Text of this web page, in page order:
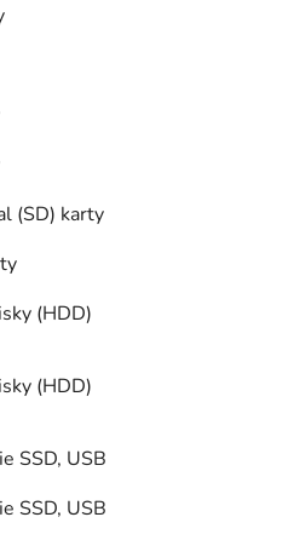
(SD) karty
(HDD)
(HDD)
SSD, USB
SSD, USB